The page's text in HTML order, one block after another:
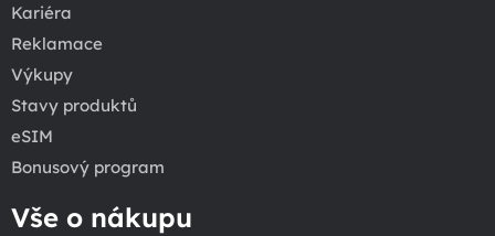
Kariéra
Reklamace
Výkupy
Stavy produktů
eSIM
Bonusový program
Vše o nákupu